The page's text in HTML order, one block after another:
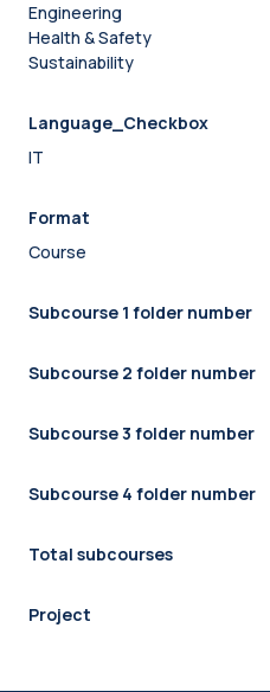
Engineering
Health & Safety
Sustainability
Language_Checkbox
IT
Format
Course
Subcourse 1 folder number
Subcourse 2 folder number
Subcourse 3 folder number
Subcourse 4 folder number
Total subcourses
Project